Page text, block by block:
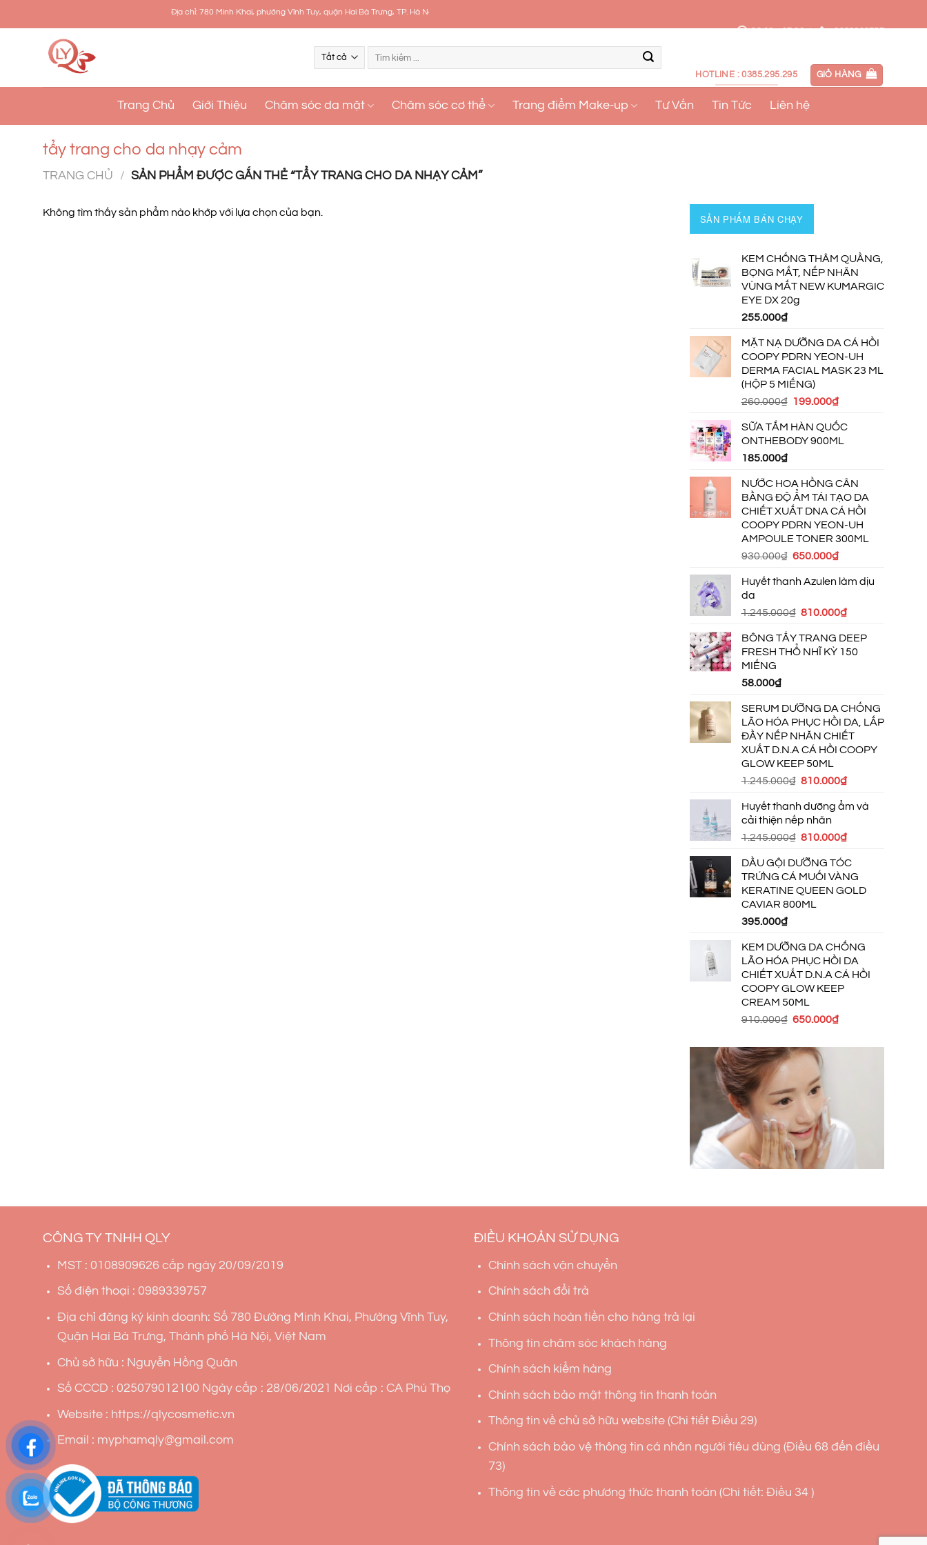
Địa chỉ: 780 Minh Khai, phường Vĩnh Tuy, quận Hai Bà Trưng, TP. Hà Nội, Việt Nam - Hotline: 0989339757
08:00 - 17:00 0989339757
Tìm
HOTLINE : 0385.295.295 GIỎ HÀNG
Trang Chủ Giới Thiệu Chăm sóc da mặt Chăm sóc cơ thể Trang điểm Make-up Tư Vấn Tin Tức Liên hệ
tẩy trang cho da nhạy cảm
TRANG CHỦ / SẢN PHẨM ĐƯỢC GẮN THẺ “TẨY TRANG CHO DA NHẠY CẢM”
Không tìm thấy sản phẩm nào khớp với lựa chọn của bạn. SẢN PHẨM BÁN CHẠY
KEM CHỐNG THÂM QUẦNG,
BỌNG MẮT, NẾP NHĂN
VÙNG MẮT NEW KUMARGIC
EYE DX 20g
255.000₫
MẶT NẠ DƯỠNG DA CÁ HỒI
COOPY PDRN YEON-UH
DERMA FACIAL MASK 23 ML
(HỘP 5 MIẾNG)
260.000₫ Giá
là:
260.000₫.
199.000₫Giá
tại
là:
SỮA TẮM HÀN QUỐC
ONTHEBODY 900ML
185.000₫
NƯỚC HOA HỒNG CÂN
BẰNG ĐỘ ẨM TÁI TẠO DA
CHIẾT XUẤT DNA CÁ HỒI
COOPY PDRN YEON-UH
AMPOULE TONER 300ML
930.000₫ Giá
là:
650.000₫Giá
tại
650.000₫.
Huyết thanh Azulen làm dịu
da
1.245.000₫ Giá
là:
1.245.000₫.
810.000₫Giá
tại
là:
BÔNG TẨY TRANG DEEP
FRESH THỔ NHĨ KỲ 150
MIẾNG
58.000₫
SERUM DƯỠNG DA CHỐNG
LÃO HÓA PHỤC HỒI DA, LẤP
ĐẦY NẾP NHĂN CHIẾT
XUẤT D.N.A CÁ HỒI COOPY
GLOW KEEP 50ML
1.245.000₫ Giá
là:
1.245.000₫.
810.000₫Giá
tại
810.000₫.
Huyết thanh dưỡng ẩm và
cải thiện nếp nhăn
1.245.000₫ Giá
là:
1.245.000₫.
810.000₫Giá
tại
là:
810.000₫.
DẦU GỘI DƯỠNG TÓC
TRỨNG CÁ MUỐI VÀNG
KERATINE QUEEN GOLD
CAVIAR 800ML
395.000₫
KEM DƯỠNG DA CHỐNG
LÃO HÓA PHỤC HỒI DA
CHIẾT XUẤT D.N.A CÁ HỒI
COOPY GLOW KEEP
CREAM 50ML
910.000₫ Giá
là:
910.000₫.
650.000₫Giá
tại
CÔNG TY TNHH QLY
MST : 0108909626 cấp ngày 20/09/2019
Số điện thoại : 0989339757
Địa chỉ đăng ký kinh doanh: Số 780 Đường Minh Khai, Phường Vĩnh Tuy,
Quận Hai Bà Trưng, Thành phố Hà Nội, Việt Nam
Chủ sở hữu : Nguyễn Hồng Quân
Số CCCD : 025079012100 Ngày cấp : 28/06/2021 Nơi cấp : CA Phú Thọ
Website : https://qlycosmetic.vn
Email : myphamqly@gmail.com
ĐIỀU KHOẢN SỬ DỤNG
Chính sách vận chuyển
Chính sách đổi trả
Chính sách hoàn tiền cho hàng trả lại
Thông tin chăm sóc khách hàng
Chính sách kiểm hàng
Chính sách bảo mật thông tin thanh toán
Thông tin về chủ sở hữu website (Chi tiết Điều 29)
Chính sách bảo vệ thông tin cá nhân người tiêu dùng (Điều 68 đến điều
73)
Thông tin về các phương thức thanh toán (Chi tiết: Điều 34 )